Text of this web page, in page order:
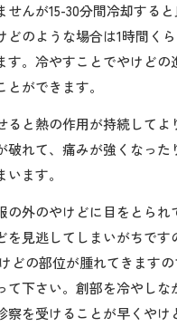
せんが15-30分間冷却する
どのような場合は1時間く
す。冷やすことでやけどの
ができます。
ると熱の作用が持続してよ
破れて、痛みが強くなった
ます。
の外のやけどに目をとられ
を見逃してしまいがちです
どの部位が腫れてきます
て下さい。創部を冷やしな
察を受けることが早くやけ